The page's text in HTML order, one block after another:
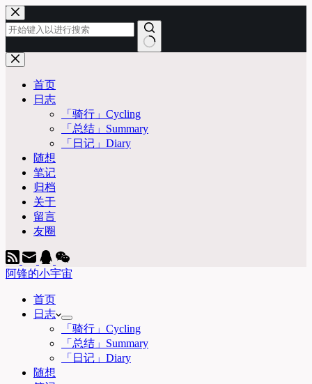
跳
至
内
容
无
首页
日志
「骑行」Cycling
「总结」Summary
「日记」Diary
随想
笔记
归档
关于
留言
友圈
阿锋的小宇宙
首页
日志
「骑行」Cycling
「总结」Summary
「日记」Diary
随想